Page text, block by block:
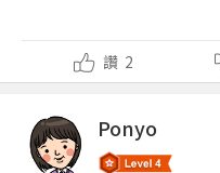
讚 2
Ponyo